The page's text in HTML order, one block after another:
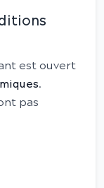
est ouvert
.
pas